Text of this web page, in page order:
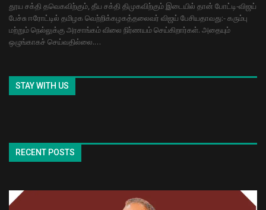
தூய சக்தி தவெகவிற்கும், தீய சக்தி திமுகவிற்கும் இடையில் தான் போட்டி-விஜய்
பேச்சு ஈரோட்டில் தமிழக வெற்றிக்கழகத்தலைவர் விஜய் பேசியதாவது:- கரும்பு
மற்றும் நெல்லுக்கு அரசாங்கம் விலை நிர்ணயம் செய்கிறார்கள். அதையும்
ஒழுங்காகச் செய்வதில்லை.…
STAY WITH US
RECENT POSTS